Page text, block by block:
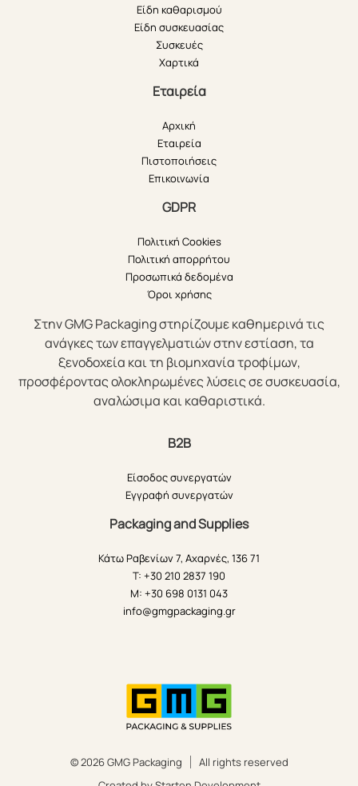
Είδη καθαρισμού
Είδη συσκευασίας
Συσκευές
Χαρτικά
Εταιρεία
Αρχική
Εταιρεία
Πιστοποιήσεις
Επικοινωνία
GDPR
Πολιτική Cookies
Πολιτική απορρήτου
Προσωπικά δεδομένα
Όροι χρήσης
Στην GMG Packaging στηρίζουμε καθημερινά τις
ανάγκες των επαγγελματιών στην εστίαση, τα
ξενοδοχεία και τη βιομηχανία τροφίμων,
προσφέροντας ολοκληρωμένες λύσεις σε συσκευασία,
αναλώσιμα και καθαριστικά.
B2B
Είσοδος συνεργατών
Εγγραφή συνεργατών
Packaging and Supplies
Κάτω Ραβενίων 7, Αχαρνές, 136 71
T: +30 210 2837 190
M: +30 698 0131 043
info@gmgpackaging.gr
© 2026 GMG Packaging
All rights reserved